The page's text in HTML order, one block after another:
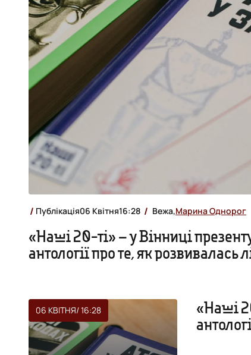
Публікація06 Квітня16:28 Вежа,Марина Однорог
«Наші 20-ті» – у Вінниці
антології про те, як розвивалась
06 КВІТНЯ/ 16:28
«Наші